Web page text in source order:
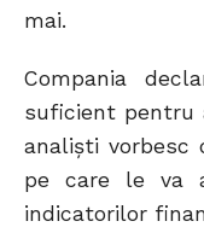
mai.
Compania
suficient pentru
analiști vorbesc
pe care le va
indicatorilor